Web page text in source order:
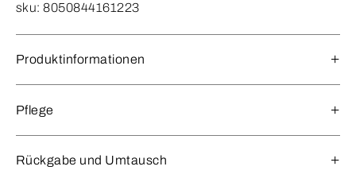
sku: 8050844161223
Produktinformationen
Pflege
Rückgabe und Umtausch